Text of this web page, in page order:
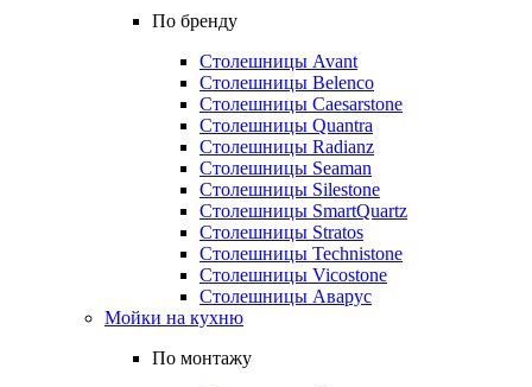
По бренду
Столешницы Avant
Столешницы Belenco
Столешницы Caesarstone
Столешницы Quantra
Столешницы Radianz
Столешницы Seaman
Столешницы Silestone
Столешницы SmartQuartz
Столешницы Stratos
Столешницы Technistone
Столешницы Vicostone
Столешницы Аварус
Мойки на кухню
По монтажу